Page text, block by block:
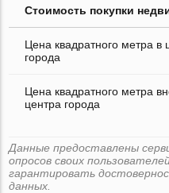
Стоимость покупки
Цена квадратного метра в
города
Цена квадратного метра
центра города
Данные предоставлены
опросов своих
гарантировать
данных.